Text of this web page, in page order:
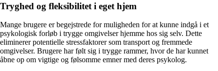
Tryghed og fleksibilitet i eget hjem
Mange brugere er begejstrede for muligheden for at kunne indgå i et
psykologisk forløb i trygge omgivelser hjemme hos sig selv. Dette
eliminerer potentielle stressfaktorer som transport og fremmede
omgivelser. Brugere har følt sig i trygge rammer, hvor de har kunnet
åbne op om vigtige og følsomme emner med deres psykolog.